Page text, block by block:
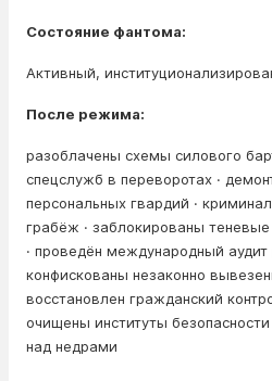
Состояние фантома:
Активный,
После режима:
разоблачены схемы силового
спецслужб в переворотах ·
персональных гвардий ·
грабёж · заблокированы
· проведён международный аудит
конфискованы незаконно
восстановлен гражданский
очищены институты
над недрами